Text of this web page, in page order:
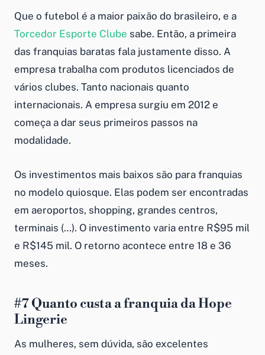
Que o futebol é a maior paixão do brasileiro, e a
Torcedor Esporte Clube sabe. Então, a primeira
das franquias baratas fala justamente disso. A
empresa trabalha com produtos licenciados de
vários clubes. Tanto nacionais quanto
internacionais. A empresa surgiu em 2012 e
começa a dar seus primeiros passos na
modalidade.
Os investimentos mais baixos são para franquias
no modelo quiosque. Elas podem ser encontradas
em aeroportos, shopping, grandes centros,
terminais (…). O investimento varia entre R$95 mil
e R$145 mil. O retorno acontece entre 18 e 36
meses.
#7Quanto custa a franquia daHope
Lingerie
As mulheres, sem dúvida, são excelentes